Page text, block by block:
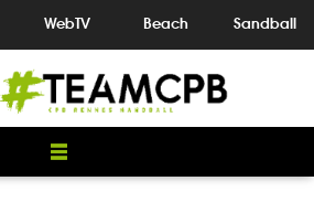
WebTV Beach Sandball